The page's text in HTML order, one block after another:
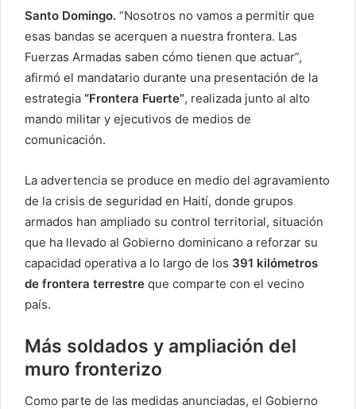
Santo Domingo. “Nosotros no vamos a permitir que
esas bandas se acerquen a nuestra frontera. Las
Fuerzas Armadas saben cómo tienen que actuar”,
afirmó el mandatario durante una presentación de la
estrategia “Frontera Fuerte”, realizada junto al alto
mando militar y ejecutivos de medios de
comunicación.
La advertencia se produce en medio del agravamiento
de la crisis de seguridad en Haití, donde grupos
armados han ampliado su control territorial, situación
que ha llevado al Gobierno dominicano a reforzar su
capacidad operativa a lo largo de los 391 kilómetros
de frontera terrestre que comparte con el vecino
país.
Más soldados y ampliación del
muro fronterizo
Como parte de las medidas anunciadas, el Gobierno